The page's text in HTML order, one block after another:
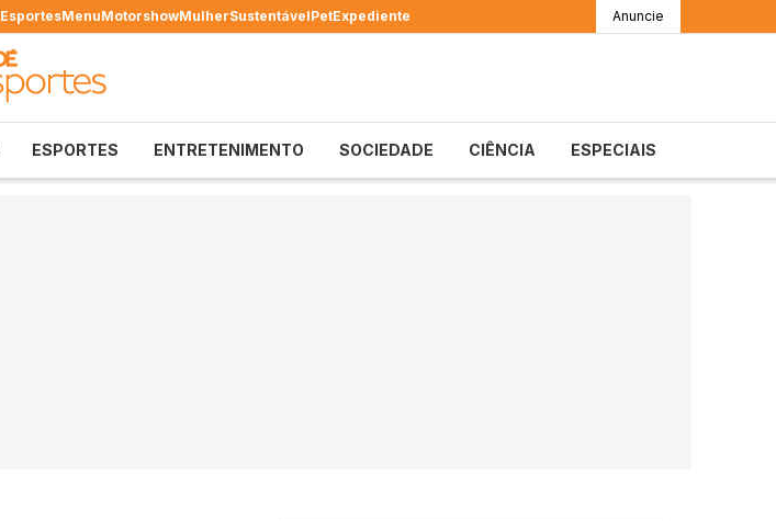
EsportesMenuMotorshowMulherSustentávelPetExpediente Anuncie
ESPORTES ENTRETENIMENTO SOCIEDADE CIÊNCIA ESPECIAIS